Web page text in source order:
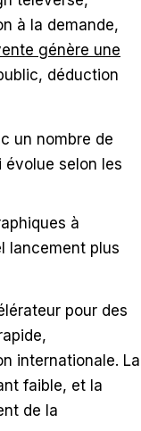
à la demande,
génère une
déduction
un nombre de
selon les
à
lancement plus
pour des
internationale. La
faible, et la
de la